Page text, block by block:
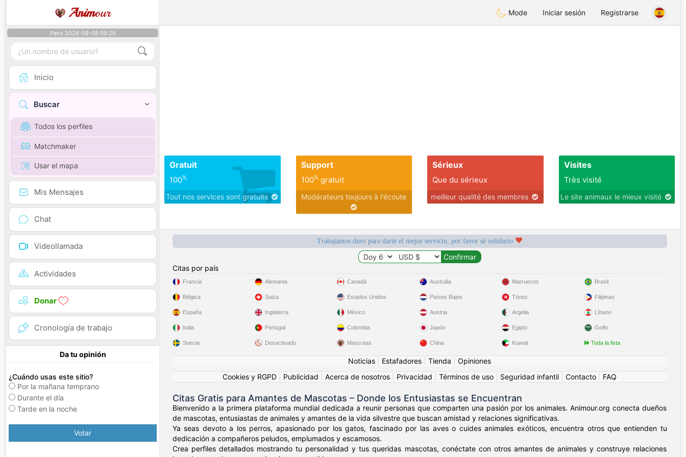
Animour Mode Iniciar sesión Registrarse
Paris 2026-08-08 09:29
Inicio
Buscar
Todos los perfiles
Matchmaker
Usar el mapa
Mis Mensajes
Chat
Videollamada
Actividades
Donar
Cronología de trabajo
Da tu opinión
¿Cuándo usas este sitio?
Por la mañana temprano
Durante el día
Tarde en la noche
Votar
Gratuit
100%
Tout nos services sont gratuits
Support
100%gratuit
Modérateurs toujours à l'écoute
Sérieux
Que du sérieux
meilleur qualité des membres
Visites
Très visité
Le site animaux le mieux visité
Trabajamos duro para darte el mejor servicio, por favor sé solidario
Citas por país
Francia
Bélgica
España
Italia
Suecia
Alemania
Suiza
Inglaterra
Portugal
Desactivado
Canadá
Estados Unidos
México
Colombia
Mascotas
Australia
Países Bajos
Austria
Japón
China
Marruecos
Túnez
Argelia
Egipto
Kuwait
Brasil
Filipinas
Líbano
Golfo
Toda la lista
Noticias Estafadores Tienda
Opiniones
Cookies y RGPD
Publicidad Acerca de nosotros Privacidad Términos de uso Seguridad infantil Contacto FAQ
Citas Gratis para Amantes de Mascotas – Donde los Entusiastas se Encuentran
Bienvenido a la primera plataforma mundial dedicada a reunir personas que comparten una pasión por los animales. Animour.org conecta dueños
de mascotas, entusiastas de animales y amantes de la vida silvestre que buscan amistad y relaciones significativas.
Ya seas devoto a los perros, apasionado por los gatos, fascinado por las aves o cuides animales exóticos, encuentra otros que entienden tu
dedicación a compañeros peludos, emplumados y escamosos.
Crea perfiles detallados mostrando tu personalidad y tus queridas mascotas, conéctate con otros amantes de animales y construye relaciones